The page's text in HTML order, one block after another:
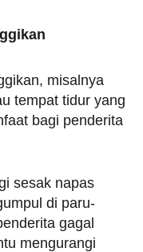
misalnya
tempat tidur yang
bagi penderita
sesak napas
di paru-
gagal
mengurangi